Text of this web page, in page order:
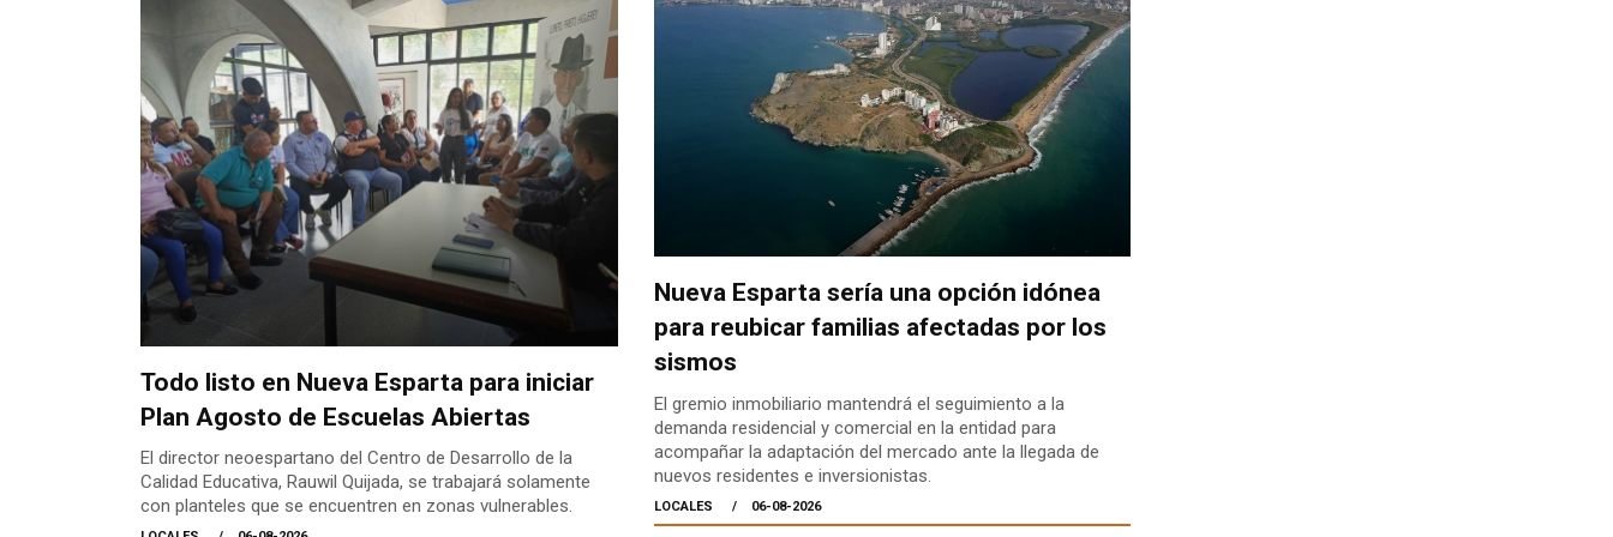
Todo listo en Nueva Esparta para iniciar
Plan Agosto de Escuelas Abiertas
El director neoespartano del Centro de Desarrollo de la
Calidad Educativa, Rauwil Quijada, se trabajará solamente
con planteles que se encuentren en zonas vulnerables.
Nueva Esparta sería una opción idónea
para reubicar familias afectadas por los
sismos
El gremio inmobiliario mantendrá el seguimiento a la
demanda residencial y comercial en la entidad para
acompañar la adaptación del mercado ante la llegada de
nuevos residentes e inversionistas.
LOCALES 06-08-2026